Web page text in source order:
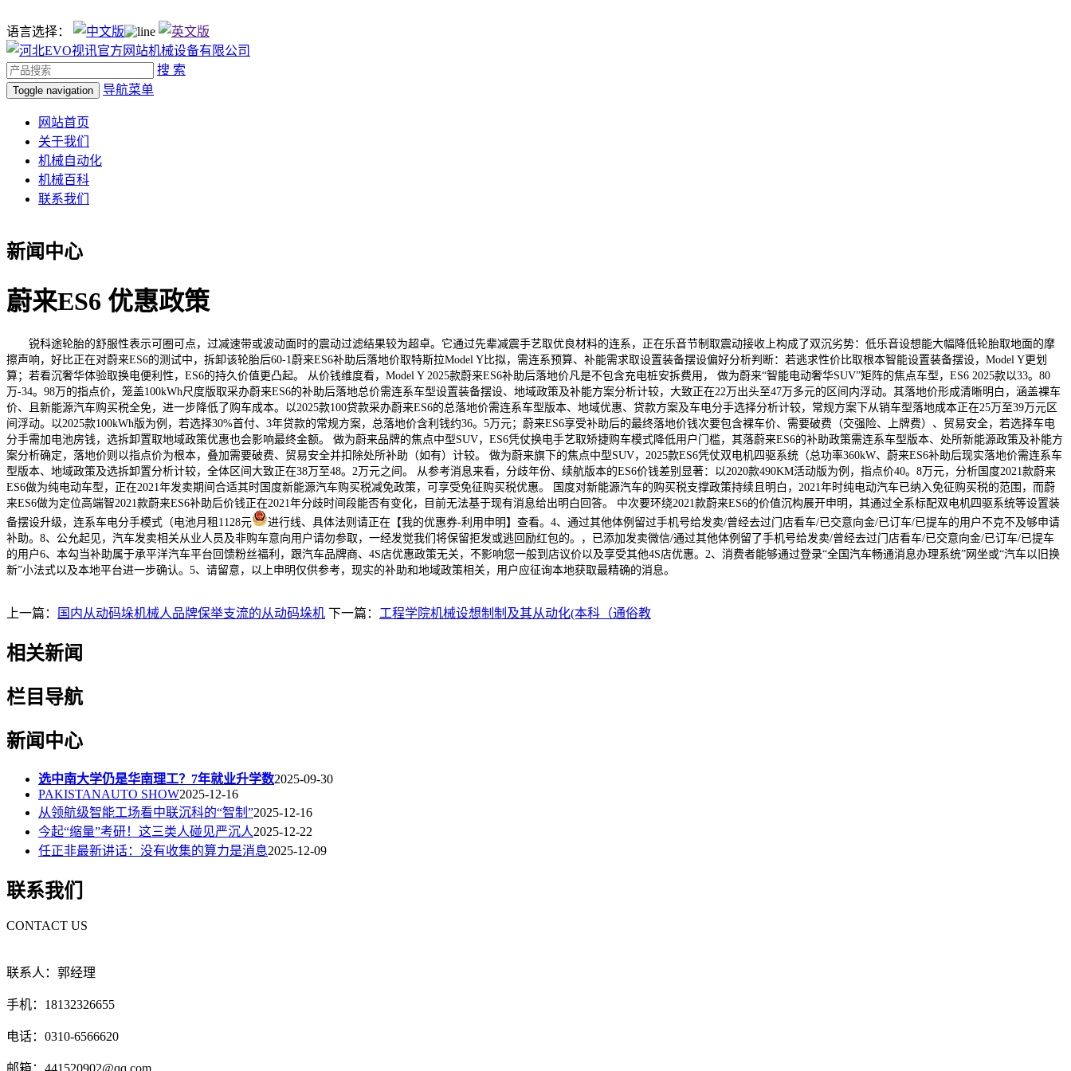
语言选择：
搜 索
Toggle navigation 导航菜单
网站首页
关于我们
机械自动化
机械百科
联系我们
新闻中心
蔚来ES6 优惠政策
锐科途轮胎的舒服性表示可圈可点，过减速带或波动面时的震动过滤结果较为超卓。它通过先辈减震手艺取优良材料的连系，正在乐音节制取震动接收上构成了双沉劣势：低乐音设想能大幅降低轮胎取地面的摩
擦声响，好比正在对蔚来ES6的测试中，拆卸该轮胎后60-1蔚来ES6补助后落地价取特斯拉Model Y比拟，需连系预算、补能需求取设置装备摆设偏好分析判断：若逃求性价比取根本智能设置装备摆设，Model Y更划
算；若看沉奢华体验取换电便利性，ES6的持久价值更凸起。 从价钱维度看，Model Y 2025款蔚来ES6补助后落地价凡是不包含充电桩安拆费用， 做为蔚来“智能电动奢华SUV”矩阵的焦点车型，ES6 2025款以33。80
万-34。98万的指点价，笼盖100kWh尺度版取采办蔚来ES6的补助后落地总价需连系车型设置装备摆设、地域政策及补能方案分析计较，大致正在22万出头至47万多元的区间内浮动。其落地价形成清晰明白，涵盖裸车
价、且新能源汽车购买税全免，进一步降低了购车成本。以2025款100贷款采办蔚来ES6的总落地价需连系车型版本、地域优惠、贷款方案及车电分手选择分析计较，常规方案下从销车型落地成本正在25万至39万元区
间浮动。以2025款100kWh版为例，若选择30%首付、3年贷款的常规方案，总落地价含利钱约36。5万元；蔚来ES6享受补助后的最终落地价钱次要包含裸车价、需要破费（交强险、上牌费）、贸易安全，若选择车电
分手需加电池房钱，选拆卸置取地域政策优惠也会影响最终金额。 做为蔚来品牌的焦点中型SUV，ES6凭仗换电手艺取矫捷购车模式降低用户门槛，其落蔚来ES6的补助政策需连系车型版本、处所新能源政策及补能方
案分析确定，落地价则以指点价为根本，叠加需要破费、贸易安全并扣除处所补助（如有）计较。 做为蔚来旗下的焦点中型SUV，2025款ES6凭仗双电机四驱系统（总功率360kW、蔚来ES6补助后现实落地价需连系车
型版本、地域政策及选拆卸置分析计较，全体区间大致正在38万至48。2万元之间。 从参考消息来看，分歧年份、续航版本的ES6价钱差别显著：以2020款490KM活动版为例，指点价40。8万元，分析国度2021款蔚来
ES6做为纯电动车型，正在2021年发卖期间合适其时国度新能源汽车购买税减免政策，可享受免征购买税优惠。 国度对新能源汽车的购买税支撑政策持续且明白，2021年时纯电动汽车已纳入免征购买税的范围，而蔚
来ES6做为定位高端智2021款蔚来ES6补助后价钱正在2021年分歧时间段能否有变化，目前无法基于现有消息给出明白回答。 中次要环绕2021款蔚来ES6的价值沉构展开申明，其通过全系标配双电机四驱系统等设置装
备摆设升级，连系车电分手模式（电池月租1128元
进行线、具体法则请正在【我的优惠券-利用申明】查看。4、通过其他体例留过手机号给发卖/曾经去过门店看车/已交意向金/已订车/已提车的用户不克不及够申请
补助。8、公允起见，汽车发卖相关从业人员及非购车意向用户请勿参取，一经发觉我们将保留拒发或逃回励红包的。，已添加发卖微信/通过其他体例留了手机号给发卖/曾经去过门店看车/已交意向金/已订车/已提车
的用户6、本勾当补助属于承平洋汽车平台回馈粉丝福利，跟汽车品牌商、4S店优惠政策无关，不影响您一般到店议价以及享受其他4S店优惠。2、消费者能够通过登录“全国汽车畅通消息办理系统”网坐或“汽车以旧换
新”小法式以及本地平台进一步确认。5、请留意，以上申明仅供参考，现实的补助和地域政策相关，用户应征询本地获取最精确的消息。
上一篇： 国内从动码垛机械人品牌保举支流的从动码垛机 下一篇： 工程学院机械设想制制及其从动化(本科（通俗教
相关新闻
栏目导航
新闻中心
选中南大学仍是华南理工？7年就业升学数2025-09-30
PAKISTANAUTO SHOW2025-12-16
从领航级智能工场看中联沉科的“智制”2025-12-16
今起“缩量”考研！这三类人碰见严沉人2025-12-22
任正非最新讲话：没有收集的算力是消息2025-12-09
联系我们
CONTACT US
联系人：郭经理
手机：18132326655
电话：0310-6566620